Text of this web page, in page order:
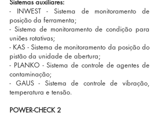
Sistemas auxiliares:
- INWEST - Sistema de monitoramento de
posição da ferramenta;
- Sistema de monitoramento de condição para
uniões rotativas;
- KAS - Sistema de monitoramento da posição do
pistão da unidade de abertura;
- PLANKO - Sistema de controle de agentes de
contaminação;
- GAUS - Sistema de controle de vibração,
temperatura e tensão.
POWER-CHECK 2